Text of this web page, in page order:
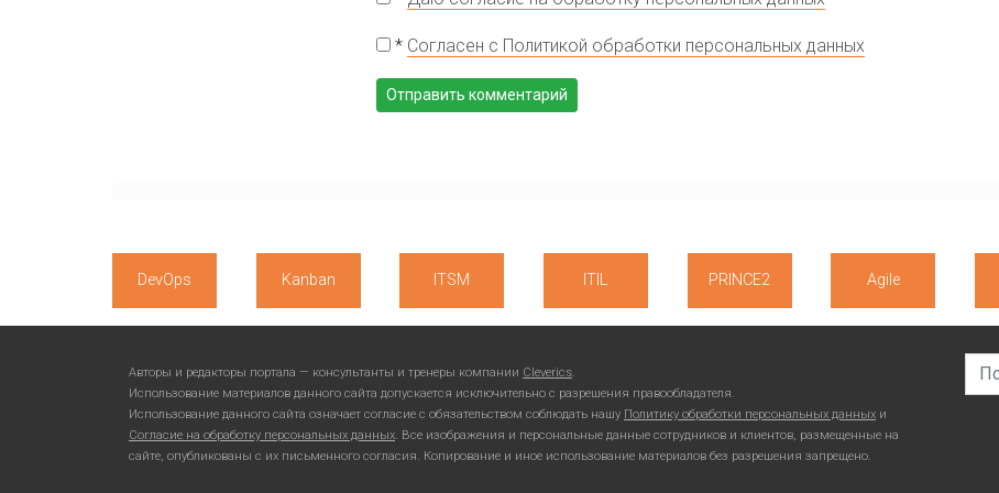
* Согласен с Политикой обработки персональных данных
DevOps Kanban ITSM ITIL PRINCE2 Agile
Авторы и редакторы портала — консультанты и тренеры компании Cleverics.
Использование материалов данного сайта допускается исключительно с разрешения правообладателя.
Использование данного сайта означает согласие с обязательством соблюдать нашу Политику обработки персональных данных и
Согласие на обработку персональных данных. Все изображения и персональные данные сотрудников и клиентов, размещенные на
сайте, опубликованы с их письменного согласия. Копирование и иное использование материалов без разрешения запрещено.